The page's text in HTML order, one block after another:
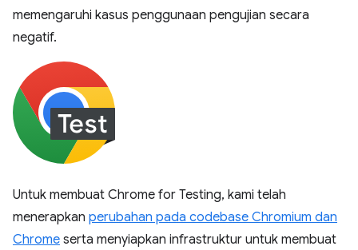
memengaruhi kasus penggunaan pengujian secara
negatif.
Untuk membuat Chrome for Testing, kami telah
menerapkan perubahan pada codebase Chromium dan
Chrome serta menyiapkan infrastruktur untuk membuat